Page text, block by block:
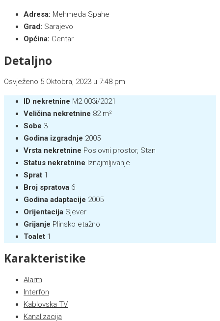
Adresa: Mehmeda Spahe
Grad: Sarajevo
Općina: Centar
Detaljno
Osvježeno 5 Oktobra, 2023 u 7:48 pm
ID nekretnine M2 003i/2021
Veličina nekretnine 82 m²
Sobe 3
Godina izgradnje 2005
Vrsta nekretnine Poslovni prostor, Stan
Status nekretnine Iznajmljivanje
Sprat 1
Broj spratova 6
Godina adaptacije 2005
Orijentacija Sjever
Grijanje Plinsko etažno
Toalet 1
Karakteristike
Alarm
Interfon
Kablovska TV
Kanalizacija